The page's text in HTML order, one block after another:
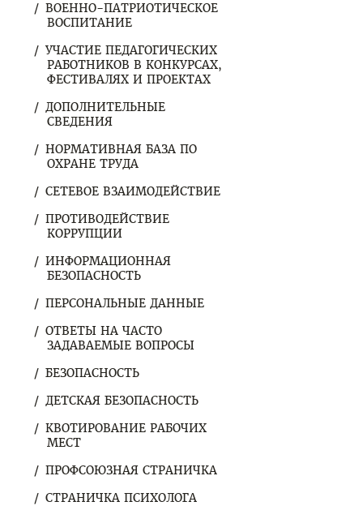
ВОЕННО-ПАТРИОТИЧЕСКОЕ
ВОСПИТАНИЕ
УЧАСТИЕ ПЕДАГОГИЧЕСКИХ
РАБОТНИКОВ В КОНКУРСАХ,
ФЕСТИВАЛЯХ И ПРОЕКТАХ
ДОПОЛНИТЕЛЬНЫЕ
СВЕДЕНИЯ
НОРМАТИВНАЯ БАЗА ПО
ОХРАНЕ ТРУДА
СЕТЕВОЕ ВЗАИМОДЕЙСТВИЕ
ПРОТИВОДЕЙСТВИЕ
КОРРУПЦИИ
ИНФОРМАЦИОННАЯ
БЕЗОПАСНОСТЬ
ПЕРСОНАЛЬНЫЕ ДАННЫЕ
ОТВЕТЫ НА ЧАСТО
ЗАДАВАЕМЫЕ ВОПРОСЫ
БЕЗОПАСНОСТЬ
ДЕТСКАЯ БЕЗОПАСНОСТЬ
КВОТИРОВАНИЕ РАБОЧИХ
МЕСТ
ПРОФСОЮЗНАЯ СТРАНИЧКА
СТРАНИЧКА ПСИХОЛОГА